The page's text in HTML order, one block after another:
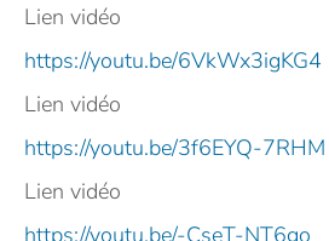
Lien vidéo
https://youtu.be/6VkWx3igKG4
Lien vidéo
https://youtu.be/3f6EYQ-7RHM
Lien vidéo
https://youtu.be/-CseT-NT6go